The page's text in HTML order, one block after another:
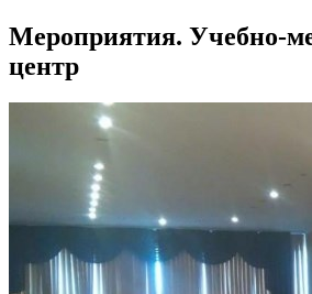
Мероприятия. Учебно-
центр